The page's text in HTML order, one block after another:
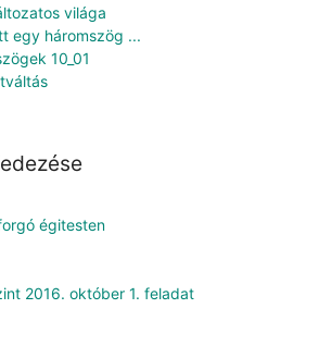
világa
egy háromszög ...
10_01
égitesten
2016. október 1. feladat